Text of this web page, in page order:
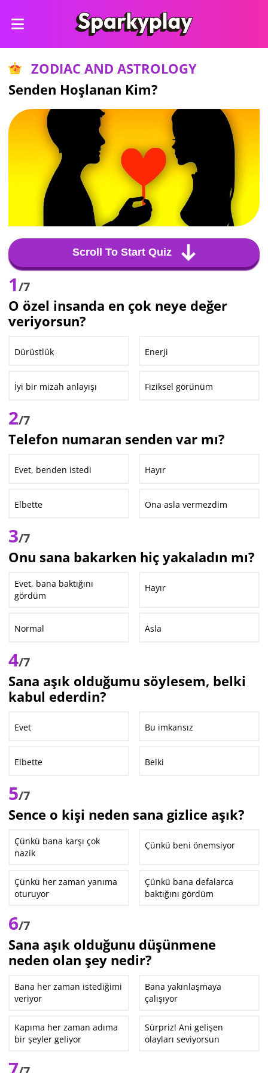
ZODIAC AND ASTROLOGY
Senden Hoşlanan Kim?
Scroll To Start Quiz
1/7
O özel insanda en çok neye değer
veriyorsun?
Dürüstlük Enerji
İyi bir mizah anlayışı Fiziksel görünüm
2/7
Telefon numaran senden var mı?
Evet, benden istedi Hayır
Elbette Ona asla vermezdim
3/7
Onu sana bakarken hiç yakaladın mı?
Evet, bana baktığını
gördüm
Hayır
Normal Asla
4/7
Sana aşık olduğumu söylesem, belki
kabul ederdin?
Evet Bu imkansız
Elbette Belki
5/7
Sence o kişi neden sana gizlice aşık?
Çünkü bana karşı çok
nazik
Çünkü beni önemsiyor
Çünkü her zaman yanıma
oturuyor
Çünkü bana defalarca
baktığını gördüm
6/7
Sana aşık olduğunu düşünmene
neden olan şey nedir?
Bana her zaman istediğimi
veriyor
Bana yakınlaşmaya
çalışıyor
Kapıma her zaman adıma
bir şeyler geliyor
Sürpriz! Ani gelişen
olayları seviyorsun